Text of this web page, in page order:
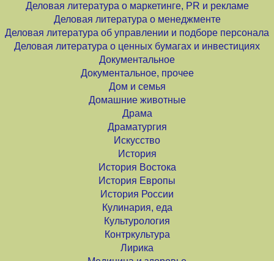
Деловая литература о маркетинге, PR и рекламе
Деловая литература о менеджменте
Деловая литература об управлении и подборе персонала
Деловая литература о ценных бумагах и инвестициях
Документальное
Документальное, прочее
Дом и семья
Домашние животные
Драма
Драматургия
Искусство
История
История Востока
История Европы
История России
Кулинария, еда
Культурология
Контркультура
Лирика